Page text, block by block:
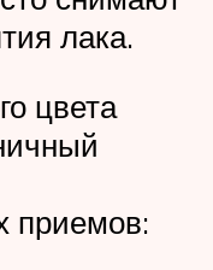
лака.
цвета
приемов: